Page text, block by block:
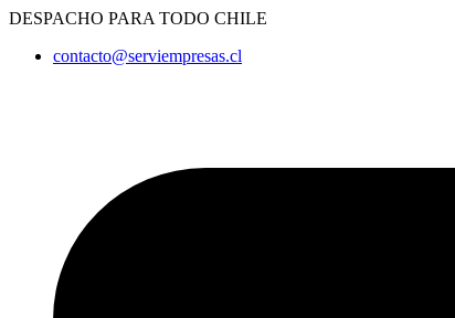
Ir
contenido
DESPACHO PARA TODO CHILE
contacto@serviempresas.cl